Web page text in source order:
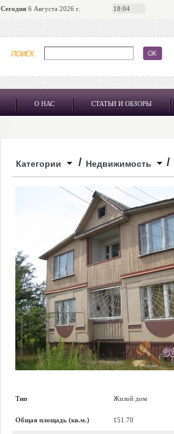
Сегодня6 Августа 2026 г. 18:04
О НАС СТАТЬИ И ОБЗОРЫ
Категории / Недвижимость /
Тип Жилой дом
Общая площадь (кв.м.) 151.70